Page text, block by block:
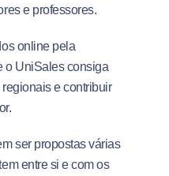
e professores.
online pela
o UniSales consiga
e contribuir
ser propostas várias
entre si e com os